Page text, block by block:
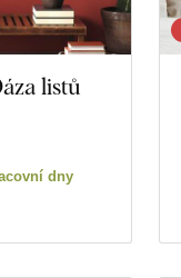
listů
dny